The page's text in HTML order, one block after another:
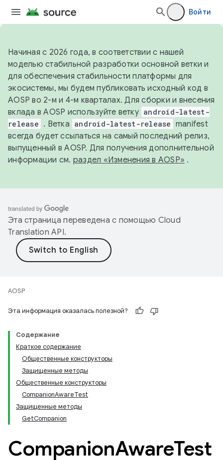
Войти
Начиная с 2026 года, в соответствии с нашей
моделью стабильной разработки основной ветки и
для обеспечения стабильности платформы для
экосистемы, мы будем публиковать исходный код в
AOSP во 2-м и 4-м кварталах. Для сборки и внесения
вклада в AOSP используйте ветку android-latest-
release . Ветка android-latest-release manifest
всегда будет ссылаться на самый последний релиз,
выпущенный в AOSP. Для получения дополнительной
информации см. раздел «Изменения в AOSP» .
Эта страница переведена с помощью Cloud
Translation API.
AOSP
Эта информация оказалась полезной?
Содержание
Краткое содержание
Общественные конструкторы
Защищенные методы
Общественные конструкторы
CompanionAwareTest
Защищенные методы
GetCompanion
CompanionAwareTest